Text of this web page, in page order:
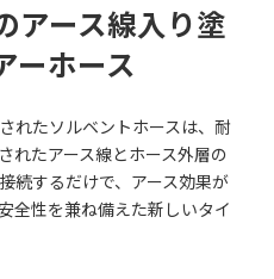
アース線入り塗
ーホース
れたソルベントホースは、耐
れたアース線とホース外層の
続するだけで、アース効果が
全性を兼ね備えた新しいタイ